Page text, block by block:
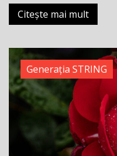
Citește mai mult
Generația STRING